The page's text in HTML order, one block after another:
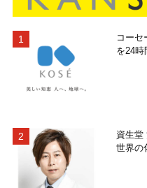
コーセ
を24
資生堂
世界の